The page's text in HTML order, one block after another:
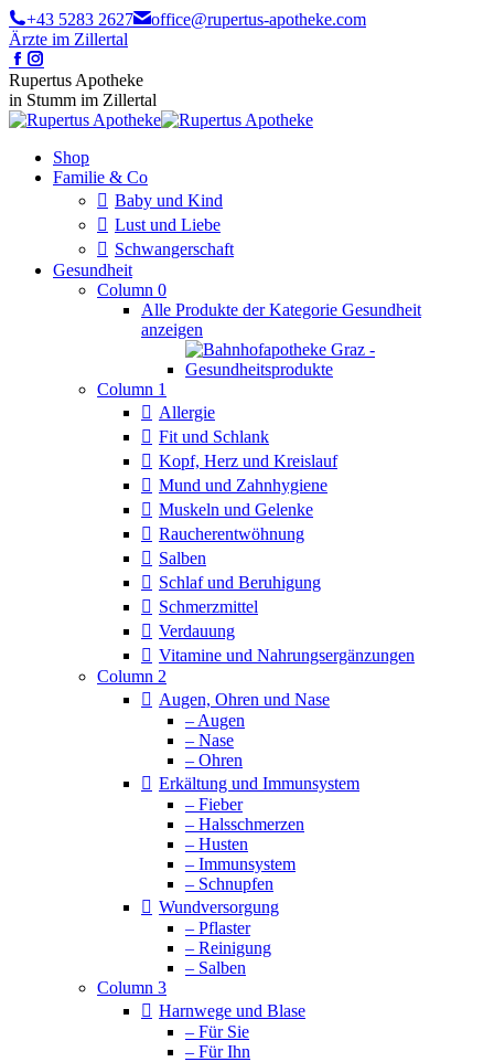
Zum
Inhalt
springen
+43 5283 2627
office@rupertus-apotheke.com
Ärzte im Zillertal
Facebook
page
opens
in
window
page
opens
in
window
Rupertus Apotheke
in Stumm im Zillertal
Shop
Familie & Co
Baby und Kind
Lust und Liebe
Schwangerschaft
Gesundheit
Column 0
Alle Produkte der Kategorie Gesundheit
anzeigen
Column 1
Allergie
Fit und Schlank
Kopf, Herz und Kreislauf
Mund und Zahnhygiene
Muskeln und Gelenke
Raucherentwöhnung
Salben
Schlaf und Beruhigung
Schmerzmittel
Verdauung
Vitamine und Nahrungsergänzungen
Column 2
Augen, Ohren und Nase
– Augen
– Nase
– Ohren
Erkältung und Immunsystem
– Fieber
– Halsschmerzen
– Husten
– Immunsystem
– Schnupfen
Wundversorgung
– Pflaster
– Reinigung
– Salben
Column 3
Harnwege und Blase
– Für Sie
– Für Ihn